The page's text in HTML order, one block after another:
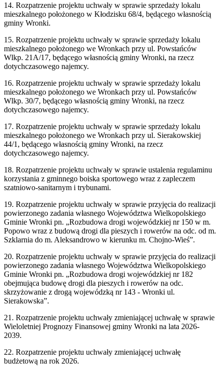
14. Rozpatrzenie projektu uchwały w sprawie sprzedaży lokalu
mieszkalnego położonego w Kłodzisku 68/4, będącego własnością
gminy Wronki.
15. Rozpatrzenie projektu uchwały w sprawie sprzedaży lokalu
mieszkalnego położonego we Wronkach przy ul. Powstańców
Wlkp. 21A/17, będącego własnością gminy Wronki, na rzecz
dotychczasowego najemcy.
16. Rozpatrzenie projektu uchwały w sprawie sprzedaży lokalu
mieszkalnego położonego we Wronkach przy ul. Powstańców
Wlkp. 30/7, będącego własnością gminy Wronki, na rzecz
dotychczasowego najemcy.
17. Rozpatrzenie projektu uchwały w sprawie sprzedaży lokalu
mieszkalnego położonego we Wronkach przy ul. Sierakowskiej
44/1, będącego własnością gminy Wronki, na rzecz
dotychczasowego najemcy.
18. Rozpatrzenie projektu uchwały w sprawie ustalenia regulaminu
korzystania z gminnego boiska sportowego wraz z zapleczem
szatniowo-sanitarnym i trybunami.
19. Rozpatrzenie projektu uchwały w sprawie przyjęcia do realizacji
powierzonego zadania własnego Województwa Wielkopolskiego
Gminie Wronki pn. „Rozbudowa drogi wojewódzkiej nr 150 w m.
Popowo wraz z budową drogi dla pieszych i rowerów na odc. od m.
Szklarnia do m. Aleksandrowo w kierunku m. Chojno-Wieś”.
20. Rozpatrzenie projektu uchwały w sprawie przyjęcia do realizacji
powierzonego zadania własnego Województwa Wielkopolskiego
Gminie Wronki pn. „Rozbudowa drogi wojewódzkiej nr 182
obejmująca budowę drogi dla pieszych i rowerów na odc.
skrzyżowanie z drogą wojewódzką nr 143 - Wronki ul.
Sierakowska”.
21. Rozpatrzenie projektu uchwały zmieniającej uchwałę w sprawie
Wieloletniej Prognozy Finansowej gminy Wronki na lata 2026-
2039.
22. Rozpatrzenie projektu uchwały zmieniającej uchwałę
budżetową na rok 2026.